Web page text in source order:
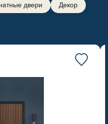
двери Декор